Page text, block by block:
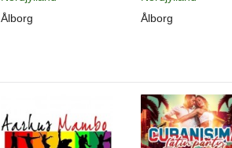
Ålborg
Ålborg